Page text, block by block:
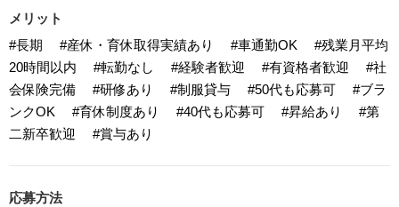
メリット
#長期
#産休・育休取得実績あり #車通勤OK
#残業月平均
20時間以内
#転勤なし #経験者歓迎 #有資格者歓迎
#社
会保険完備
#研修あり #制服貸与 #50代も応募可
#ブラ
ンクOK
#育休制度あり #40代も応募可 #昇給あり
#第
二新卒歓迎
#賞与あり
応募方法